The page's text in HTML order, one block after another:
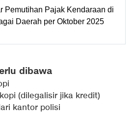
Pemutihan Pajak Kendaraan di
Daerah per Oktober 2025
dibawa
(dilegalisir jika kredit)
kantor polisi